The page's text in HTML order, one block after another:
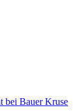
bei Bauer Kruse